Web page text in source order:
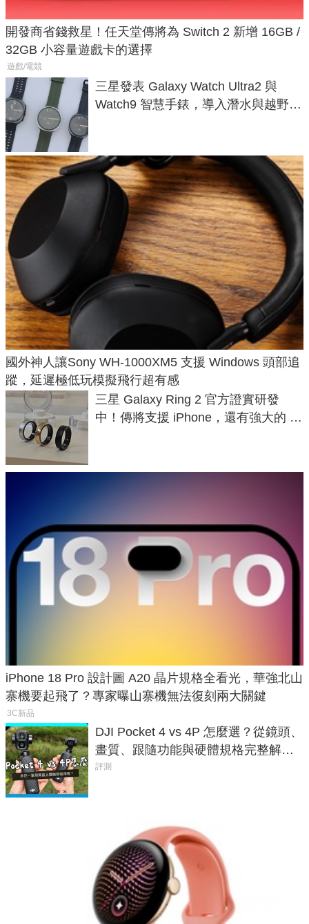
開發商省錢救星！任天堂傳將為 Switch 2 新增 16GB /
32GB 小容量遊戲卡的選擇
遊戲/電競
三星發表 Galaxy Watch Ultra2 與
Watch9 智慧手錶，導入潛水與越野跑
國外神人讓Sony WH-1000XM5 支援 Windows 頭部追
蹤，延遲極低玩模擬飛行超有感
三星 Galaxy Ring 2 官方證實研發
中！傳將支援 iPhone，還有強大的 AI
iPhone 18 Pro 設計圖 A20 晶片規格全看光，華強北山
寨機要起飛了？專家曝山寨機無法復刻兩大關鍵
3C新品
DJI Pocket 4 vs 4P 怎麼選？從鏡頭、
畫質、跟隨功能與硬體規格完整解
析，一次看懂兩台差異
評測